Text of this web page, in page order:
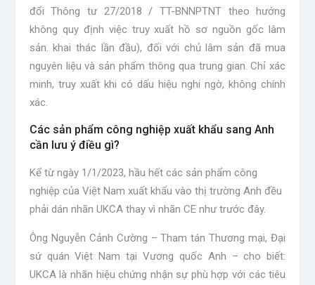
đổi Thông tư 27/2018 / TT-BNNPTNT theo hướng
không quy định việc truy xuất hồ sơ nguồn gốc lâm
sản. khai thác lần đầu), đối với chủ lâm sản đã mua
nguyên liệu và sản phẩm thông qua trung gian. Chỉ xác
minh, truy xuất khi có dấu hiệu nghi ngờ, không chính
xác.
Các sản phẩm công nghiệp xuất khẩu sang Anh
cần lưu ý điều gì?
Kể từ ngày 1/1/2023, hầu hết các sản phẩm công
nghiệp của Việt Nam xuất khẩu vào thị trường Anh đều
phải dán nhãn UKCA thay vì nhãn CE như trước đây.
Ông Nguyễn Cảnh Cường – Tham tán Thương mại, Đại
sứ quán Việt Nam tại Vương quốc Anh – cho biết:
UKCA là nhãn hiệu chứng nhận sự phù hợp với các tiêu